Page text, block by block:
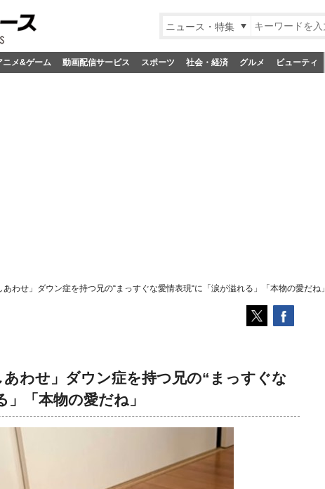
ニュース・特集
ニメ&ゲーム 動画配信サービス スポーツ 社会・経済 グルメ ビューティ
あわせ」ダウン症を持つ兄の“まっすぐな愛情表現“に「涙が溢れる」「本物の愛だね」
あわせ」ダウン症を持つ兄の“まっすぐな
「本物の愛だね」